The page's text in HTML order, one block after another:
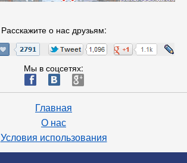
Расскажите о нас друзьям:
Мы в соцсетях:
ä æ è
Главная
О нас
Условия использования